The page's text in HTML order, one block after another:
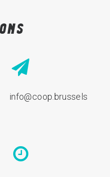
ons
info@coop.brussels